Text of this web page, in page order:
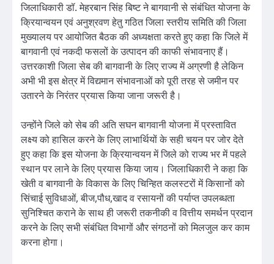
जिलाधिकारी डॉ. मेहरबान सिंह बिष्ट ने बागवानी से संबंधित योजना के
क्रियान्वयन एवं अनुश्रवण हेतु गठित जिला स्तरीय समिति की जिला
मुख्यालय पर आयोजित बैठक की अध्यक्षता करते हुए कहा कि जिले में
बागवानी एवं नकदी फसलों के उत्पादन की काफी संभावनाए हैं।
उत्तरकाशी जिला सेब की बागवानी के लिए राज्य में अग्रणी है लेकिन
अभी भी इस क्षेत्र में विद्यमान संभावनाओं को पूरी तरह से जमीन पर
उतारने के निरंतर प्रयास किया जाना जरूरी है।
उन्होंने जिले को सेब की अति सघन बागवानी योजना में प्रस्तावित
लक्ष्य को हासिल करने के लिए लाभार्थियों के सही चयन पर जोर देते
हुए कहा कि इस योजना के क्रियान्वयन में जिले को राज्य भर में पहले
स्थान पर लाने के लिए प्रयास किया जाय। जिलाधिकारी ने कहा कि
खेती व बागवानी के विकास के लिए चिन्हित कलस्टरों में किसानों को
सिंचाई सुविधाओं, बीज,पौध,खाद व रसायनों की पर्याप्त उपलब्धता
सुनिश्चित कराने के साथ ही जरूरी तकनीकी व वित्तीय समर्थन प्रदान
करने के लिए सभी संबंधित विभागों और संगठनों को मिलजुल कर काम
करना होगा।